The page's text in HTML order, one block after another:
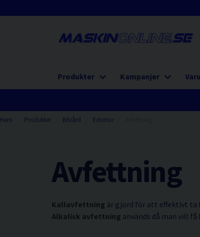
Produkter Kampanjer
Hem Produkter Bilvård Exteriör
Avfettning
Kallavfettning är gjord för att effektivt ta
Alkalisk avfettning används då man vill